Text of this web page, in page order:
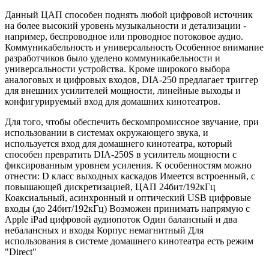
Данный ЦАП способен поднять любой цифровой источник
на более высокий уровень музыкальности и детализации -
например, беспроводное или проводное потоковое аудио.
Коммуникабельность и универсальность Особенное внимание
разработчиков было уделено коммуникабельности и
универсальности устройства. Кроме широкого выбора
аналоговых и цифровых входов, DIA-250 предлагает триггер
для внешних усилителей мощности, линейные выходы и
конфигурируемый вход для домашних кинотеатров.
Для того, чтобы обеспечить бескомпромиссное звучание, при
использовании в системах окружающего звука, и
используется вход для домашнего кинотеатра, который
способен превратить DIA-250S в усилитель мощности с
фиксированным уровнем усиления. К особенностям можно
отнести: D класс выходных каскадов Имеется встроенный, с
повышающей дискретизацией, ЦАП 24бит/192кГц
Коаксиальный, асинхронный и оптический USB цифровые
входы (до 24бит/192кГц) Возможен принимать напрямую с
Apple iPad цифровой аудиопоток Один балансный и два
небалансных и входы Корпус немагнитный Для
использования в системе домашнего кинотеатра есть режим
"Direct"